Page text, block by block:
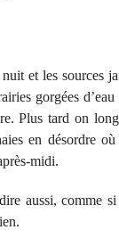
et les sources
gorgées
Plus tard on
en désordre
midi.
aussi, comme